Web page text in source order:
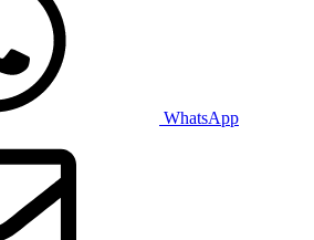
WhatsApp